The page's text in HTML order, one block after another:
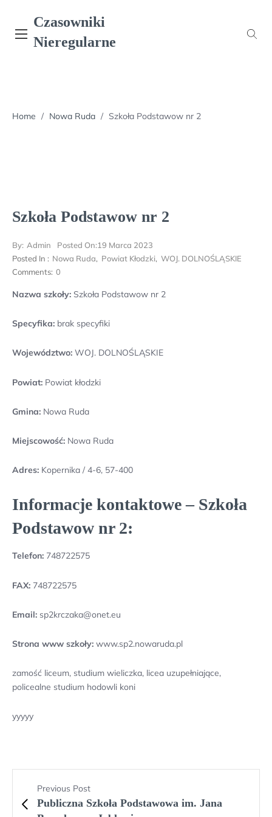
content
Czasowniki
Nieregularne
Home / Nowa Ruda / Szkoła Podstawow nr 2
Szkoła Podstawow nr 2
By: Admin Posted On:19 Marca 2023
Posted In : Nowa Ruda, Powiat Kłodzki, WOJ. DOLNOŚLĄSKIE
Comments: 0
Nazwa szkoły: Szkoła Podstawow nr 2
Specyfika: brak specyfiki
Województwo: WOJ. DOLNOŚLĄSKIE
Powiat: Powiat kłodzki
Gmina: Nowa Ruda
Miejscowość: Nowa Ruda
Adres: Kopernika / 4-6, 57-400
Informacje kontaktowe – Szkoła
Podstawow nr 2:
Telefon: 748722575
FAX: 748722575
Email: sp2krczaka@onet.eu
Strona www szkoły: www.sp2.nowaruda.pl
zamość liceum, studium wieliczka, licea uzupełniające,
policealne studium hodowli koni
yyyyy
Previous Post
Publiczna Szkoła Podstawowa im. Jana